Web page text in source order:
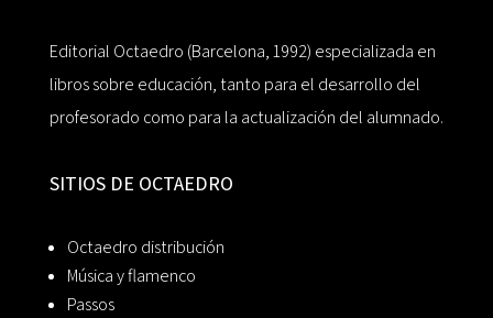
Editorial Octaedro (Barcelona, 1992) especializada en
libros sobre educación, tanto para el desarrollo del
profesorado como para la actualización del alumnado.
SITIOS DE OCTAEDRO
Octaedro distribución
Música y flamenco
Passos